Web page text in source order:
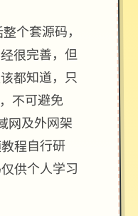
个套源码，
很完善，但
都知道，只
不可避免
网及外网架
程自行研
供个人学习